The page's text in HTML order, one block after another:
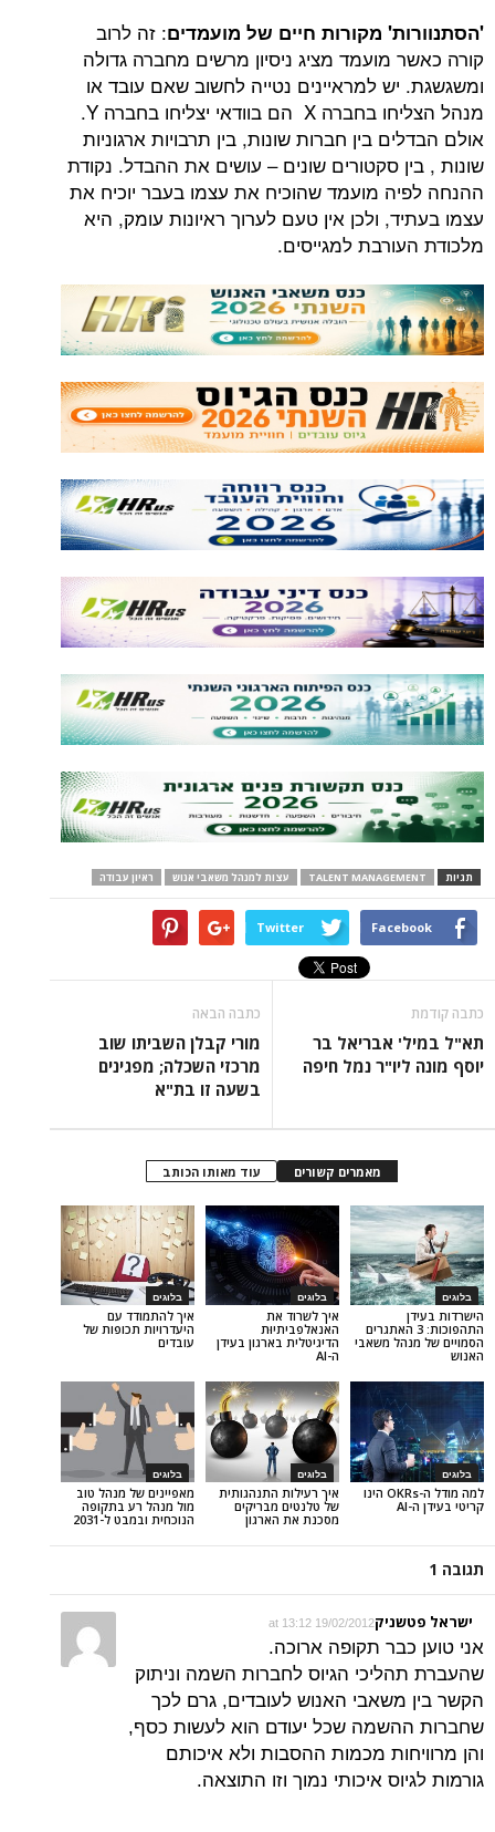
מקורות חיים של מועמדים: זה לרוב
מועמד מציג ניסיון מרשים מחברה גדולה
למראיינים נטייה לחשוב שאם עובד או
מנהל הצליחו בחברה X הם בוודאי יצליחו בחברה Y.
בין חברות שונות, בין תרבויות ארגוניות
סקטורים שונים – עושים את ההבדל. נקודת
מועמד שהוכיח את עצמו בעבר יוכיח את
ולכן אין טעם לערוך ראיונות עומק, היא
למגייסים.
TALENT עצות למנהל משאבי אנוש ראיון עבודה
Twitter
אבריאל בר
נמל חיפה
מורי קבלן השביתו שוב
מרכזי השכלה; מפגינים
בשעה זו בת"א
עוד מאותו הכותב
בלוגים
איך להתמודד עם
היעדרויות תכופות של
עובדים
בלוגים
איך לשרוד את
האנאלפביתיוּת
הדיגיטלית בארגון בעידן
3 האתגרים
משאבי
בלוגים
מאפיינים של מנהל טוב
מול מנהל רע בתקופה
הנוכחית ובמבט ל-2031
בלוגים
איך רעילות התנהגותית
של טלנטים מבריקים
מסכנת את הארגון
למה מודל ה-OKRs הינו
19/02/2012 at 13:12
תקופה ארוכה.
הגיוס לחברות השמה וניתוק
האנוש לעובדים, גרם לכך
שכל יעודם הוא לעשות כסף,
מכמות ההסבות ולא איכותם
איכותי נמוך וזו התוצאה.